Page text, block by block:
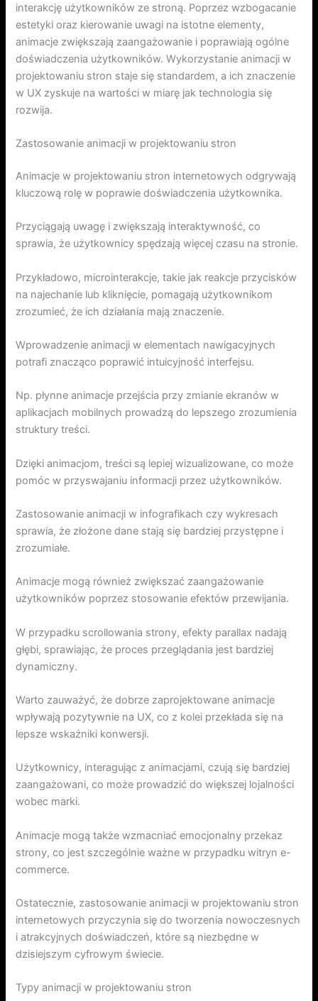
interakcję użytkowników ze stroną. Poprzez wzbogacanie
estetyki oraz kierowanie uwagi na istotne elementy,
animacje zwiększają zaangażowanie i poprawiają ogólne
doświadczenia użytkowników. Wykorzystanie animacji w
projektowaniu stron staje się standardem, a ich znaczenie
w UX zyskuje na wartości w miarę jak technologia się
rozwija.
Zastosowanie animacji w projektowaniu stron
Animacje w projektowaniu stron internetowych odgrywają
kluczową rolę w poprawie doświadczenia użytkownika.
Przyciągają uwagę i zwiększają interaktywność, co
sprawia, że użytkownicy spędzają więcej czasu na stronie.
Przykładowo, microinterakcje, takie jak reakcje przycisków
na najechanie lub kliknięcie, pomagają użytkownikom
zrozumieć, że ich działania mają znaczenie.
Wprowadzenie animacji w elementach nawigacyjnych
potrafi znacząco poprawić intuicyjność interfejsu.
Np. płynne animacje przejścia przy zmianie ekranów w
aplikacjach mobilnych prowadzą do lepszego zrozumienia
struktury treści.
Dzięki animacjom, treści są lepiej wizualizowane, co może
pomóc w przyswajaniu informacji przez użytkowników.
Zastosowanie animacji w infografikach czy wykresach
sprawia, że złożone dane stają się bardziej przystępne i
zrozumiałe.
Animacje mogą również zwiększać zaangażowanie
użytkowników poprzez stosowanie efektów przewijania.
W przypadku scrollowania strony, efekty parallax nadają
głębi, sprawiając, że proces przeglądania jest bardziej
dynamiczny.
Warto zauważyć, że dobrze zaprojektowane animacje
wpływają pozytywnie na UX, co z kolei przekłada się na
lepsze wskaźniki konwersji.
Użytkownicy, interagując z animacjami, czują się bardziej
zaangażowani, co może prowadzić do większej lojalności
wobec marki.
Animacje mogą także wzmacniać emocjonalny przekaz
strony, co jest szczególnie ważne w przypadku witryn e-
commerce.
Ostatecznie, zastosowanie animacji w projektowaniu stron
internetowych przyczynia się do tworzenia nowoczesnych
i atrakcyjnych doświadczeń, które są niezbędne w
dzisiejszym cyfrowym świecie.
Typy animacji w projektowaniu stron